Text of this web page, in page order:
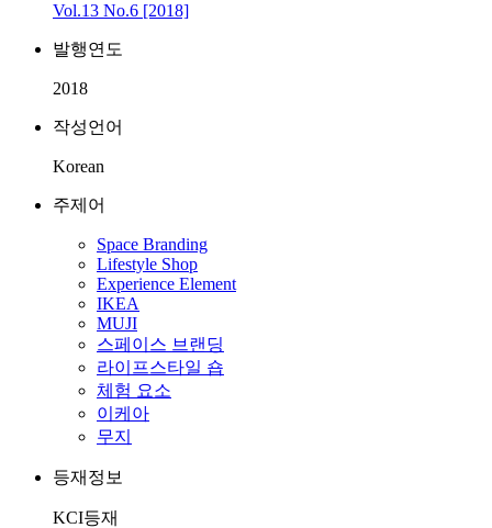
Vol.13 No.6 [2018]
발행연도
2018
작성언어
Korean
주제어
Space Branding
Lifestyle Shop
Experience Element
IKEA
MUJI
스페이스 브랜딩
라이프스타일 숍
체험 요소
이케아
무지
등재정보
KCI등재